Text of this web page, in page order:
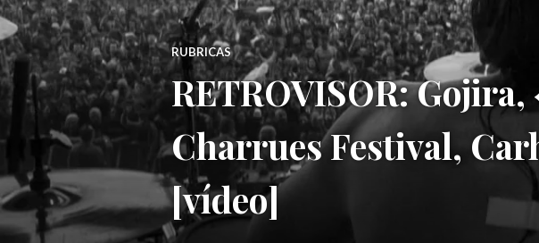
RUBRICAS
RETROVISOR:
Charrues Festival,
[vídeo]